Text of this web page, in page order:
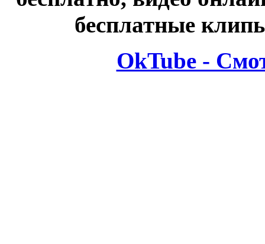
бесплатные
OkTube -